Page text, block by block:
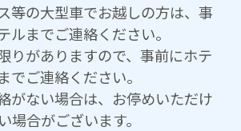
等の大型車でお越しの方は、事
ルまでご連絡ください。
りがありますので、事前にホテ
でご連絡ください。
がない場合は、お停めいただけ
場合がございます。